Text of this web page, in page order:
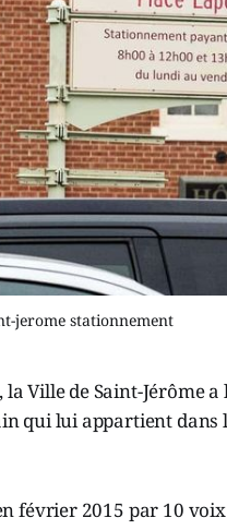
jerome stationnement
Ville de Saint-Jérôme a
qui lui appartient dans
février 2015 par 10